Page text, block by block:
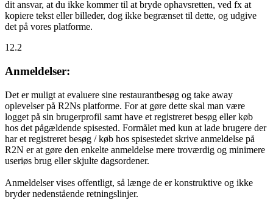
dit ansvar, at du ikke kommer til at bryde ophavsretten, ved fx at
kopiere tekst eller billeder, dog ikke begrænset til dette, og udgive
det på vores platforme.
12.2
Anmeldelser:
Det er muligt at evaluere sine restaurantbesøg og take away
oplevelser på R2Ns platforme. For at gøre dette skal man være
logget på sin brugerprofil samt have et registreret besøg eller køb
hos det pågældende spisested. Formålet med kun at lade brugere der
har et registreret besøg / køb hos spisestedet skrive anmeldelse på
R2N er at gøre den enkelte anmeldelse mere troværdig og minimere
useriøs brug eller skjulte dagsordener.
Anmeldelser vises offentligt, så længe de er konstruktive og ikke
bryder nedenstående retningslinjer.